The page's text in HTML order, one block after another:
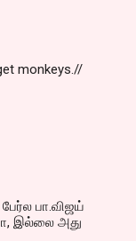
monkeys.//
பா.விஜய்
இல்லை அது